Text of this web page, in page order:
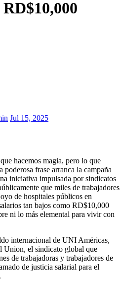
Jul 15, 2025
hacemos magia, pero lo que
poderosa frase arranca la campaña
iniciativa impulsada por sindicatos
que miles de trabajadores
de hospitales públicos en
tan bajos como RD$10,000
ni lo más elemental para vivir con
internacional de UNI Américas,
el sindicato global que
de trabajadoras y trabajadores de
de justicia salarial para el